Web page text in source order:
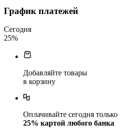
График платежей
Сегодня
25%
Добавляйте товары
в корзину
Оплачивайте сегодня только
25% картой любого банка